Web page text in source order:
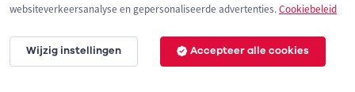
2 km
websiteverkeersanalyse en gepersonaliseerde advertenties.Cookiebeleid
Wijzig instellingen Accepteer alle cookies